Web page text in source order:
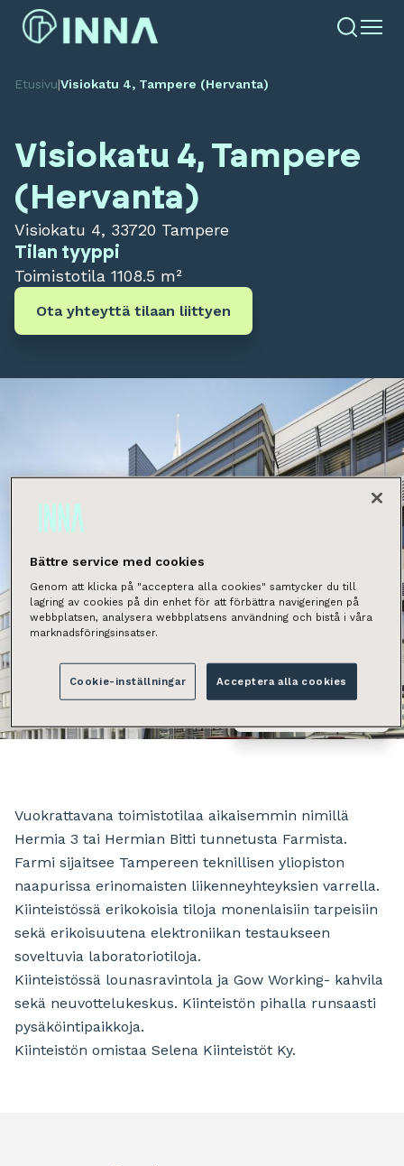
Etusivu|Visiokatu 4, Tampere (Hervanta)
Visiokatu 4, Tampere
(Hervanta)
Visiokatu 4, 33720 Tampere
Tilan tyyppi
Toimistotila 1108.5 m²
Ota yhteyttä tilaan liittyen
Vuokrattavana toimistotilaa aikaisemmin nimillä
Hermia 3 tai Hermian Bitti tunnetusta Farmista.
Farmi sijaitsee Tampereen teknillisen yliopiston
naapurissa erinomaisten liikenneyhteyksien varrella.
Kiinteistössä erikokoisia tiloja monenlaisiin tarpeisiin
sekä erikoisuutena elektroniikan testaukseen
soveltuvia laboratoriotiloja.
Kiinteistössä lounasravintola ja Gow Working- kahvila
sekä neuvottelukeskus. Kiinteistön pihalla runsaasti
pysäköintipaikkoja.
Kiinteistön omistaa Selena Kiinteistöt Ky.
Bättre service med cookies
Genom att klicka på "acceptera alla cookies" samtycker du till
lagring av cookies på din enhet för att förbättra navigeringen på
webbplatsen, analysera webbplatsens användning och bistå i våra
marknadsföringsinsatser.
Cookie-inställningar Acceptera alla cookies